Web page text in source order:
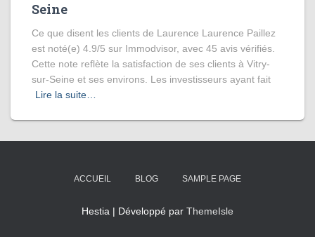
Seine
Ce que disent les clients de Laurence Laurence Paillez
est noté(e) 4.9/5 sur Immodvisor, avec 45 avis vérifiés.
Cette note reflète la satisfaction de ses clients à Vitry-
sur-Seine et ses environs. Les investisseurs ayant fait
Lire la suite…
ACCUEIL BLOG SAMPLE PAGE
Hestia | Développé par ThemeIsle